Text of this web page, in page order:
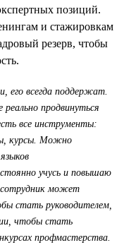
позиций.
и стажировкам
резерв, чтобы
его всегда поддержат.
продвинуться
все инструменты:
курсы. Можно
учусь и повышаю
может
стать руководителем,
чтобы стать
профмастерства.